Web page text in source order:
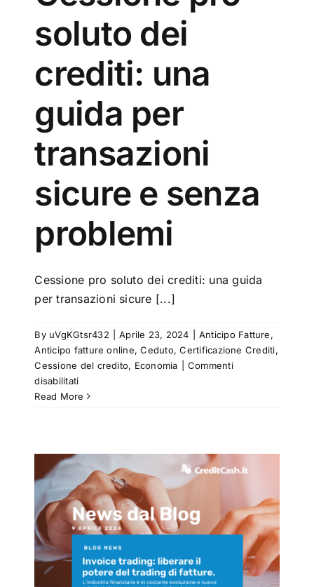
soluto dei
crediti: una
guida per
transazioni
sicure e senza
problemi
Cessione pro soluto dei crediti: una guida
per transazioni sicure [...]
By uVgKGtsr432 Aprile 23, 2024 Anticipo Fatture,
Anticipo fatture online,Ceduto,Certificazione Crediti,
Cessione del credito, Economia
Commenti
disabilitatisu
Cessione
crediti:
una
guida
per
transazioni
sicure
senza
problemi
Read More